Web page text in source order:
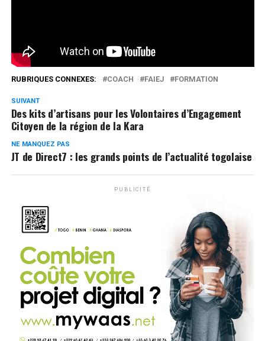
RUBRIQUES CONNEXES: COACH FAIEJ FORMATION
SUIVANT
Des kits d’artisans pour les Volontaires d’Engagement
Citoyen de la région de la Kara
NE MANQUEZ PAS
JT de Direct7 : les grands points de l’actualité togolaise
PUBLICITÉ